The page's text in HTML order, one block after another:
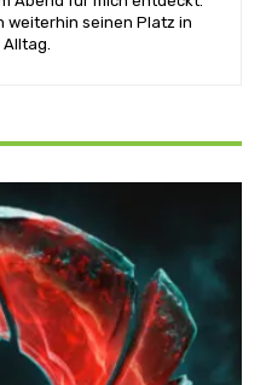
weiterhin seinen Platz in
Alltag.